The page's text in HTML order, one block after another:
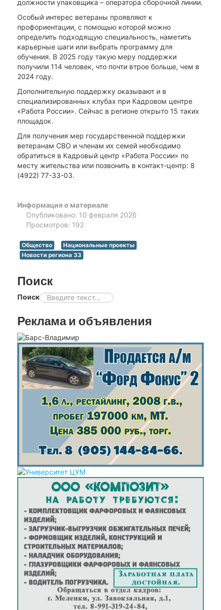
должности упаковщика – оператора сборочной линии.
Особый интерес ветераны проявляют к
профориентации, с помощью которой можно
определить подходящую специальность, наметить
карьерные шаги или выбрать программу для
обучения. В 2025 году такую меру поддержки
получили 114 человек, что почти втрое больше, чем в
2024 году.
Дополнительную поддержку оказывают и в
специализированных клубах при Кадровом центре
«Работа России». Сейчас в регионе открыто 15 таких
площадок.
Для получения мер государственной поддержки
ветеранам СВО и членам их семей необходимо
обратиться в Кадровый центр «Работа России» по
месту жительства или позвонить в контакт-центр: 8
(4922) 77-33-03.
Информация о материале
Опубликовано: 10 февраля 2026
Просмотров: 192
Общество
Национальные проекты
Новости региона 33
Поиск
Поиск
Реклама и объявления